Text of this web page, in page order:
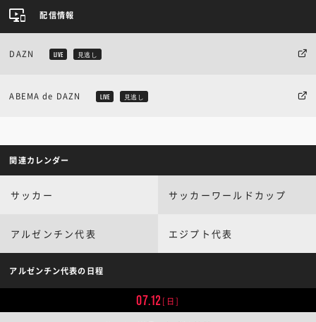
配信情報
DAZN LIVE 見逃し
ABEMA de DAZN LIVE 見逃し
関連カレンダー
サッカー サッカーワールドカップ
アルゼンチン代表 エジプト代表
アルゼンチン代表の日程
07.12[日]